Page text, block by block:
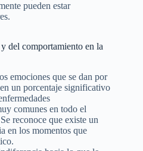
pueden estar
del comportamiento en la
emociones que se dan por
un porcentaje significativo
comunes en todo el
reconoce que existe un
en los momentos que